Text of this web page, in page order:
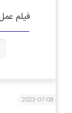
فیلم
2023-07-08